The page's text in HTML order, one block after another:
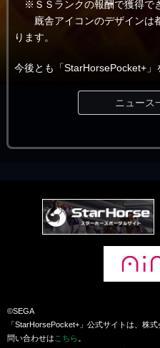
※ＳＳランクの報酬で獲得で
廐舎アイコンのデザインは
ります。
今後とも「StarHorsePocket+」
ニュース
©SEGA
「StarHorsePocket+」公式サイトは、株
問い合わせは こちら 。